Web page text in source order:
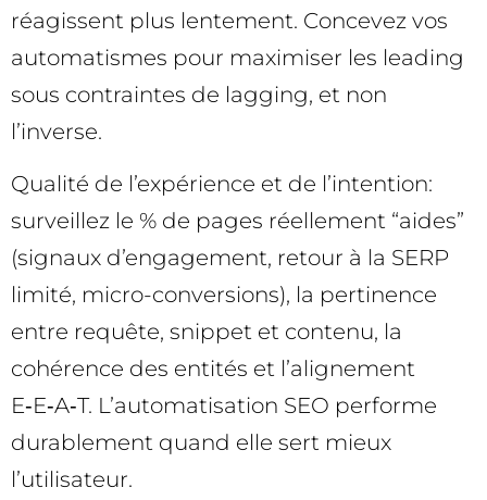
réagissent plus lentement. Concevez vos
automatismes pour maximiser les leading
sous contraintes de lagging, et non
l’inverse.
Qualité de l’expérience et de l’intention:
surveillez le % de pages réellement “aides”
(signaux d’engagement, retour à la SERP
limité, micro-conversions), la pertinence
entre requête, snippet et contenu, la
cohérence des entités et l’alignement
E‑E‑A‑T. L’automatisation SEO performe
durablement quand elle sert mieux
l’utilisateur.